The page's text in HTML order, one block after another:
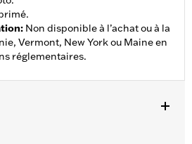
: Non disponible à l’achat ou à la
Vermont, New York ou Maine en
réglementaires.